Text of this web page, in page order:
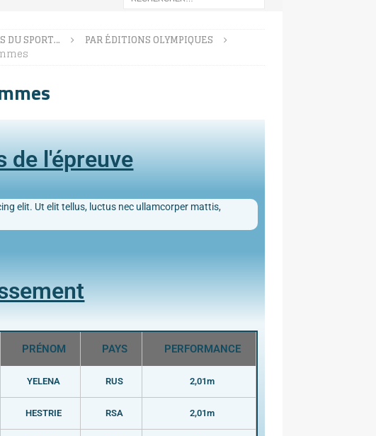
DU SPORT…
PAR ÉDITIONS OLYMPIQUES
de l'épreuve
elit. Ut elit tellus, luctus nec ullamcorper mattis,
PRÉNOM PAYS PERFORMANCE
YELENA RUS 2,01m
HESTRIE RSA 2,01m